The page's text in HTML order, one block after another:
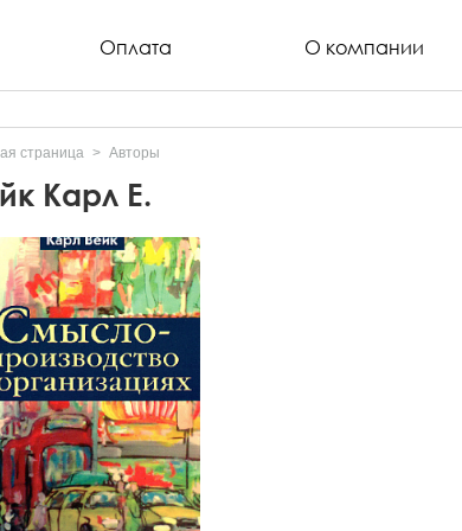
Оплата О компании
страница Авторы
Карл Е.